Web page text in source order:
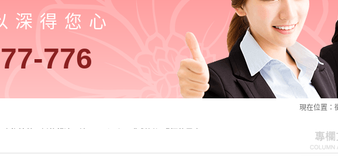
深得您心
776
現在位置：
抱持著不婚的想法；請問下列哪個是您對婚姻恐懼的最大原因？